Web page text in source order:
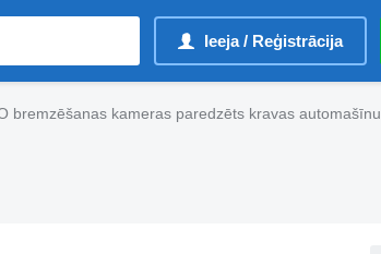
Ieeja / Reģistrācija
bremzēšanas kameras paredzēts kravas automašīnu